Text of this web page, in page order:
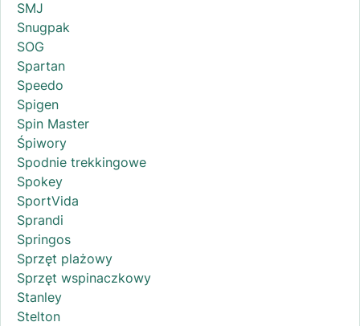
SMJ
Snugpak
SOG
Spartan
Speedo
Spigen
Spin Master
Śpiwory
Spodnie trekkingowe
Spokey
SportVida
Sprandi
Springos
Sprzęt plażowy
Sprzęt wspinaczkowy
Stanley
Stelton